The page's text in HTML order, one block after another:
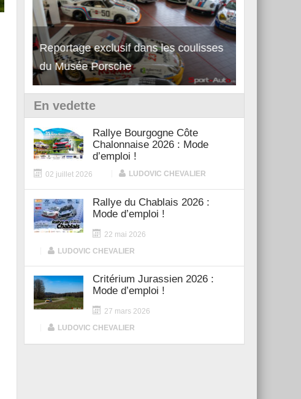
Reportage exclusif dans les coulisses
du Musée Porsche
Découverte de la nouvelle Ferrari
12Cilindri Manuale
En vedette
Rallye Bourgogne Côte
Chalonnaise 2026 : Mode
d’emploi !
02 juillet 2026 LUDOVIC CHEVALIER
Rallye du Chablais 2026 :
Mode d’emploi !
22 mai 2026
LUDOVIC CHEVALIER
Critérium Jurassien 2026 :
Mode d’emploi !
27 mars 2026
LUDOVIC CHEVALIER